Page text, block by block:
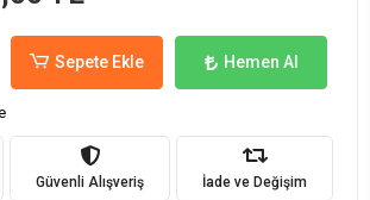
Sepete Ekle Hemen Al
Güvenli Alışveriş İade ve Değişim